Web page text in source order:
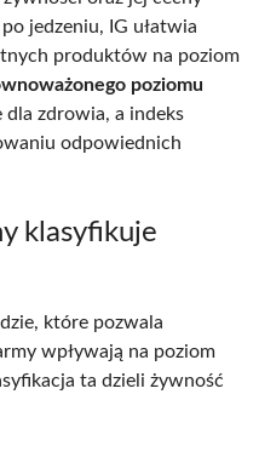
jedzeniu, IG ułatwia
produktów na poziom
poziomu
zdrowia, a indeks
odpowiednich
klasyfikuje
które pozwala
wpływają na poziom
ta dzieli żywność